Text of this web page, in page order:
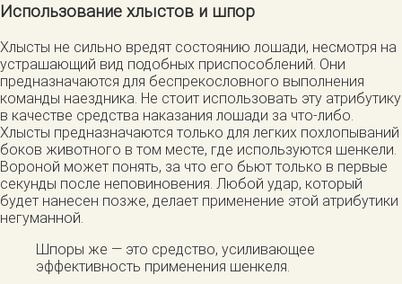
Использование хлыстов и шпор
Хлысты не сильно вредят состоянию лошади, несмотря на
устрашающий вид подобных приспособлений. Они
предназначаются для беспрекословного выполнения
команды наездника. Не стоит использовать эту атрибутику
в качестве средства наказания лошади за что-либо.
Хлысты предназначаются только для легких похлопываний
боков животного в том месте, где используются шенкели.
Вороной может понять, за что его бьют только в первые
секунды после неповиновения. Любой удар, который
будет нанесен позже, делает применение этой атрибутики
негуманной.
Шпоры же — это средство, усиливающее
эффективность применения шенкеля.